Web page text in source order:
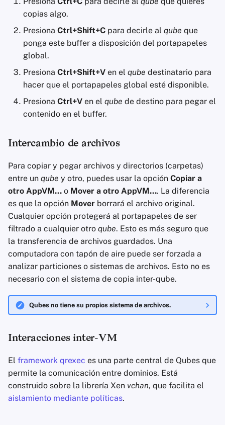
copias algo.
Presiona Ctrl+Shift+C para decirle al qube que
ponga este buffer a disposición del portapapeles
global.
Presiona Ctrl+Shift+V en el qube destinatario para
hacer que el portapapeles global esté disponible.
Presiona Ctrl+V en el qube de destino para pegar el
contenido en el buffer.
Intercambio de archivos
Para copiar y pegar archivos y directorios (carpetas)
entre un qube y otro, puedes usar la opción Copiar a
otro AppVM... o Mover a otro AppVM.... La diferencia
es que la opción Mover borrará el archivo original.
Cualquier opción protegerá al portapapeles de ser
filtrado a cualquier otro qube. Esto es más seguro que
la transferencia de archivos guardados. Una
computadora con tapón de aire puede ser forzada a
analizar particiones o sistemas de archivos. Esto no es
necesario con el sistema de copia inter-qube.
Qubes no tiene su propios sistema de archivos.
Interacciones inter-VM
El framework qrexec es una parte central de Qubes que
permite la comunicación entre dominios. Está
construido sobre la librería Xen vchan, que facilita el
aislamiento mediante políticas.